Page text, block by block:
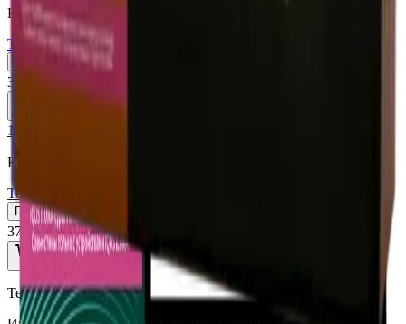
Казахстан (KZ)
Terea Purple Wave KZ
Блок×10
370 ₽
18+
Казахстан (KZ)
Terea Amber KZ
Пачка Блок×10
370 ₽
В корзину
TereaIQOS.ru